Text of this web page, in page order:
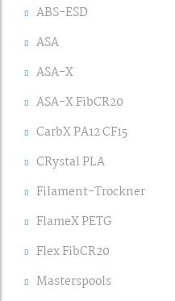
ABS-ESD
ASA
ASA-X
ASA-X FibCR20
CarbX PA12 CF15
CRystal PLA
Filament-Trockner
FlameX PETG
Flex FibCR20
Masterspools